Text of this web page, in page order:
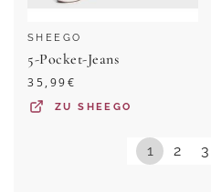
SHEEGO
5-Pocket-Jeans
35,99€
ZUSHEEGO
1 2 3